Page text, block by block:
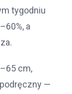
tygodniu
a
cm,
—